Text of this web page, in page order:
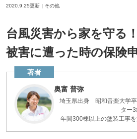
2020.9.25更新 その他
台風災害から家を守る
被害に遭った時の保険
奥富 普弥
埼玉県出身 昭和音楽大学
ター3
年間300棟以上の塗装工事を